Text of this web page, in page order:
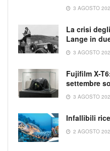
3 AGOSTO
La crisi
Lange in
3 AGOSTO
Fujifilm X-
settembre
3 AGOSTO
Infallibili
2 AGOSTO